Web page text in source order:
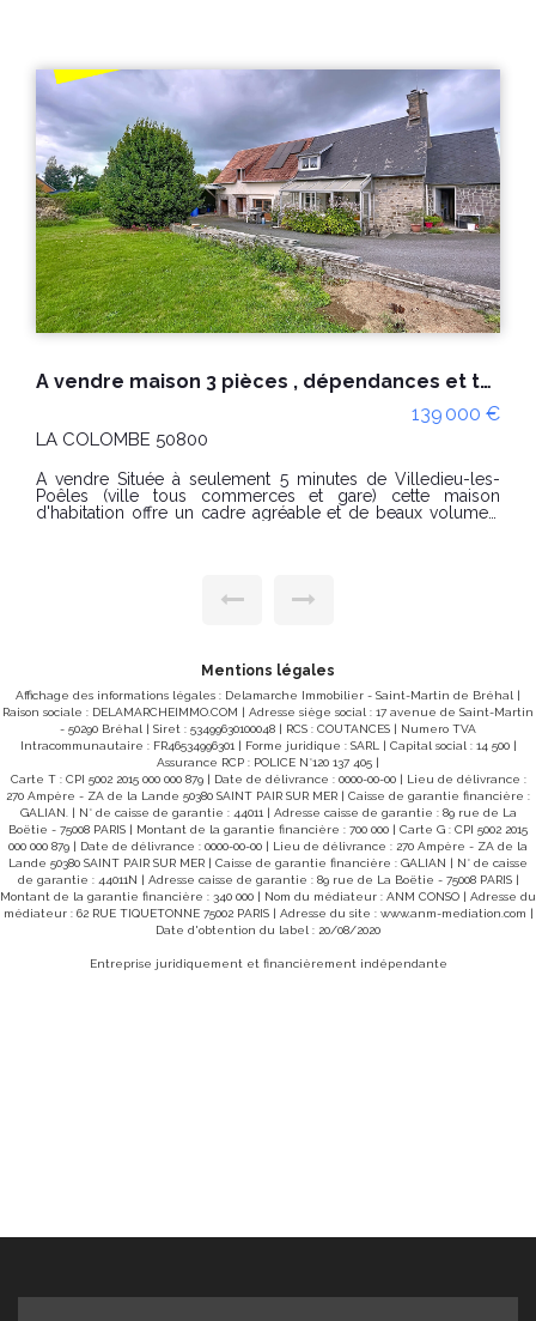
disposerez d'une chaufferie, d'un atelier, d'un grand hangar
et d'un garage, le tout sur un terrain de 4410 m2 CLASSE
ENERGIE : D (202) - CLASSE CLIMAT : D (47) » Montant
estimé des dépenses annuelles d'énergie pour un usage
standard : entre 1 536 € et 2 078 € / an Date de référence
des prix de l'énergie utilisés pour établir cette estimation :
01/01/2021 "Les informations sur les risques auxquels ce
bien est exposé sont disponibles sur le site Géorisques :
www.georisques.gouv.fr" Ref : 7848SR PRIX :123 000 €uros
honoraire charge vendeur Pour visiter contacter
Delamarche immobilier Gavray Simon Regnault au 06 14 87
59 85
A vendre maison 3 pièces , dépendances et terrain d'env. 1640m² à La Colombe (50800)
139 000 €
LA COLOMBE 50800
À vendre Située à seulement 5 minutes de Villedieu-les-
Poêles (ville tous commerces et gare) cette maison
d'habitation offre un cadre agréable et de beaux volumes.
bains et WC, ainsi qu'un grenier offrant un beau potentiel.
situé, à découvrir rapidement ! Classe énergie D(239) classe
climat B (8) Montant estimé des dépenses annuelles
d'énergie pour un usage standard : entre 1089€ et 1473€ /
an. prix moyens des énergies indexés sur les années 2021,
2022, 2023 (abonnements compris) Réf : 9928SC PRIX :
139.000€ (honoraires charge vendeur), Les informations sur
les risques auxquels ce bien est exposé sont disponibles
sur le site Géorisques : www.georisques.gouv.fr Contact
DELAMARCHE IMMOBILIER Samuel COLLIBEAUX Tél 02 33
91 40 43 ou 07 76 86 35 53
Mentions légales
Affichage des informations légales : Delamarche Immobilier - Saint-Martin de Bréhal |
Raison sociale : DELAMARCHEIMMO.COM | Adresse siège social : 17 avenue de Saint-Martin
- 50290 Bréhal | Siret : 53499630100048 | RCS : COUTANCES | Numero TVA
Intracommunautaire : FR46534996301 | Forme juridique : SARL | Capital social : 14 500 |
Assurance RCP : POLICE N°120 137 405 |
Carte T : CPI 5002 2015 000 000 879 | Date de délivrance : 0000-00-00 | Lieu de délivrance :
270 Ampère - ZA de la Lande 50380 SAINT PAIR SUR MER | Caisse de garantie financière :
GALIAN. | N° de caisse de garantie : 44011 | Adresse caisse de garantie : 89 rue de La
Boëtie - 75008 PARIS | Montant de la garantie financière : 700 000 | Carte G : CPI 5002 2015
000 000 879 | Date de délivrance : 0000-00-00 | Lieu de délivrance : 270 Ampère - ZA de la
Lande 50380 SAINT PAIR SUR MER | Caisse de garantie financière : GALIAN | N° de caisse
de garantie : 44011N | Adresse caisse de garantie : 89 rue de La Boëtie - 75008 PARIS |
Montant de la garantie financière : 340 000 | Nom du médiateur : ANM CONSO | Adresse du
médiateur : 62 RUE TIQUETONNE 75002 PARIS | Adresse du site : www.anm-mediation.com |
Date d'obtention du label : 20/08/2020
Entreprise juridiquement et financièrement indépendante